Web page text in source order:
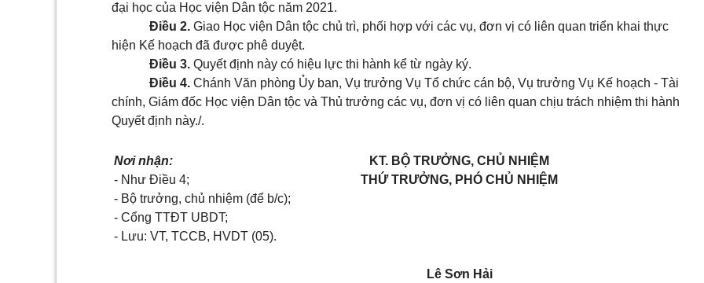
đại học của Học viện Dân tộc năm 2021.
Điều 2. Giao Học viện Dân tộc chủ trì, phối hợp với các vụ, đơn vị có liên quan triển khai thực
hiện Kế hoạch đã được phê duyệt.
Điều 3. Quyết định này có hiệu lực thi hành kể từ ngày ký.
Điều 4. Chánh Văn phòng Ủy ban, Vụ trưởng Vụ Tổ chức cán bộ, Vụ trưởng Vụ Kế hoạch - Tài
chính, Giám đốc Học viện Dân tộc và Thủ trưởng các vụ, đơn vị có liên quan chịu trách nhiệm thi hành
Quyết định này./.
Nơi nhận:
- Như Điều 4;
- Bộ trưởng, chủ nhiệm (để b/c);
- Cổng TTĐT UBDT;
- Lưu: VT, TCCB, HVDT (05).
KT. BỘ TRƯỞNG, CHỦ NHIỆM
THỨ TRƯỞNG, PHÓ CHỦ NHIỆM
Lê Sơn Hải